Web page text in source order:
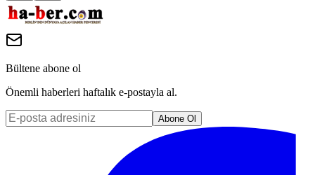
Bültene abone ol
Önemli haberleri haftalık e-postayla al.
Abone Ol